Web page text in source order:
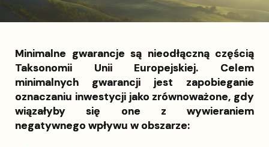
Minimalne gwarancje są nieodłączną częścią
Taksonomii Unii Europejskiej. Celem
minimalnych gwarancji jest zapobieganie
oznaczaniu inwestycji jako zrównoważone, gdy
wiązałyby się one z wywieraniem
negatywnego wpływu w obszarze: